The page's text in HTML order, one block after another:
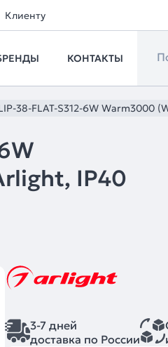
Клиенту
КОНТАКТЫ
38-FLAT-S312-6W Warm3000
IP40
3-7 дней
доставка по России